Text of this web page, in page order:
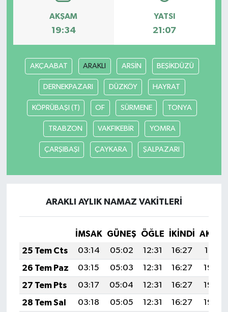
AKŞAM
19:34
YATSI
21:07
AKÇAABAT ARAKLI ARSİN BEŞİKDÜZÜ
DERNEKPAZARI DÜZKÖY HAYRAT
KÖPRÜBAŞI (T) OF SÜRMENE TONYA
TRABZON VAKFIKEBİR YOMRA
ÇARŞIBAŞI ÇAYKARA ŞALPAZARI
ARAKLI AYLIK NAMAZ VAKITLERI
İMSAK GÜNEŞ ÖĞLE İKINDI
25 Tem Cts
03:14 05:02 12:31 16:27
19:51
26 Tem Paz
03:15 05:03 12:31 16:27
19:50
27 Tem Pts
03:17 05:04 12:31 16:27
19:49
28 Tem Sal
03:18 05:05 12:31 16:27
19:48